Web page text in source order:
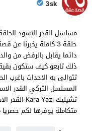
3sk
حلقة 3 كاملة
دائما يقابل بالرفض من
تتوالى به الاحداث باغرب
متكاملة يوفرها لكم